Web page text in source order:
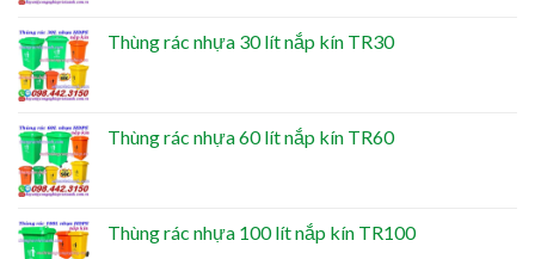
Thùng rác nhựa 30 lít nắp kín TR30
Thùng rác nhựa 60 lít nắp kín TR60
Thùng rác nhựa 100 lít nắp kín TR100